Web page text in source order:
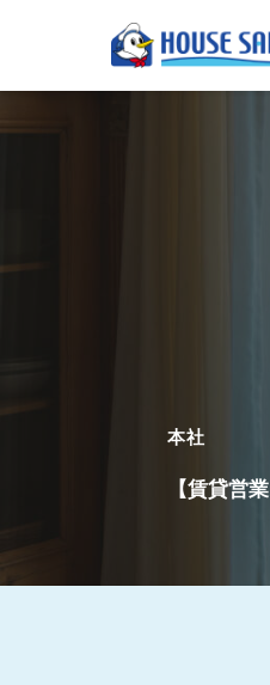
本社
【賃貸営